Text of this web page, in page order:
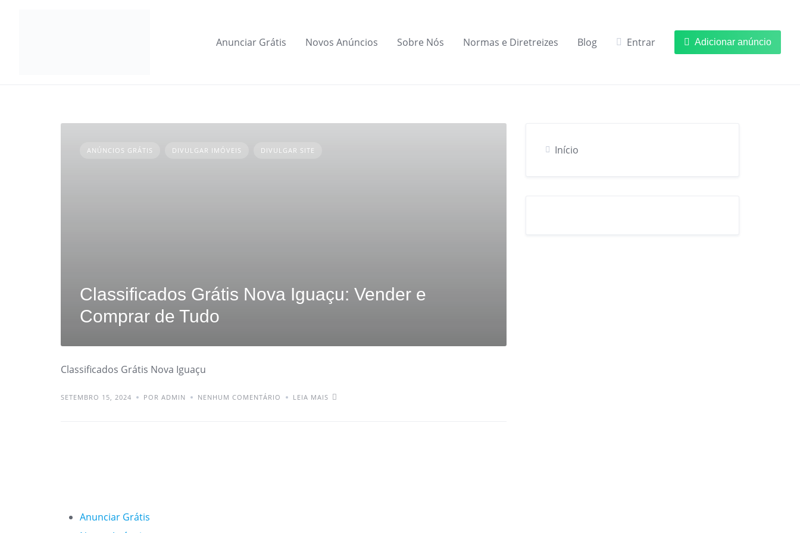
Anunciar Grátis Novos Anúncios Sobre Nós Normas e Diretreizes Blog Entrar Adicionar anúncio
ANÚNCIOS GRÁTIS DIVULGAR IMÓVEIS DIVULGAR SITE
Classificados Grátis Nova Iguaçu: Vender e
Comprar de Tudo
Classificados Grátis Nova Iguaçu
SETEMBRO 15, 2024 POR ADMIN NENHUM COMENTÁRIO LEIA MAIS
Início
Anunciar Grátis